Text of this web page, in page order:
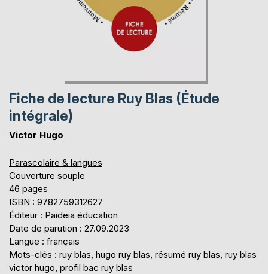
Fiche de lecture Ruy Blas (Étude
intégrale)
Victor Hugo
Parascolaire & langues
Couverture souple
46 pages
ISBN : 9782759312627
Éditeur : Paideia éducation
Date de parution : 27.09.2023
Langue : français
Mots-clés : ruy blas, hugo ruy blas, résumé ruy blas, ruy blas
victor hugo, profil bac ruy blas